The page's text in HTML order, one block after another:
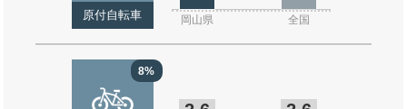
原付自転車 岡山県 全国
8%